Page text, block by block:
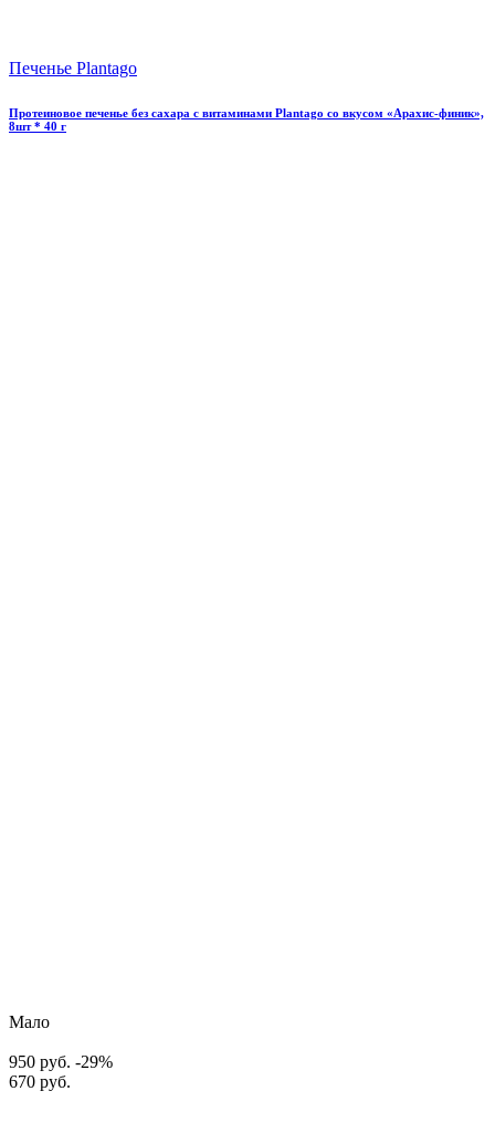
Печенье Plantago
Протеиновое печенье без сахара с витаминами Plantago со вкусом «Арахис-финик»,
8шт * 40 г
Мало
950 руб. -29%
670 руб.